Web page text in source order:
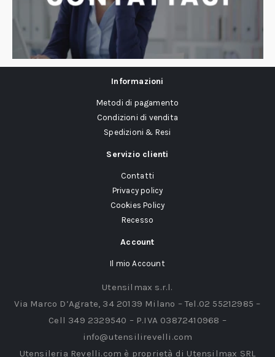
Informazioni
Metodi di pagamento
Condizioni di vendita
Spedizioni & Resi
Servizio clienti
Contatti
Privacy policy
Cookies Policy
Recesso
Account
Il mio Account
Utensilmax s.r.l.
Via Marco D’Agrate, 34 20139 Milano – Tel.02 55212985 –
Cell 349 2329540 – P.IVA 03872410968 –
info@utensilirevelli.com
Utensileria Revelli.com è proprietà di Utensilmax SRL